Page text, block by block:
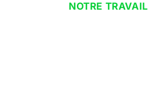
NOTRE TRAVAIL